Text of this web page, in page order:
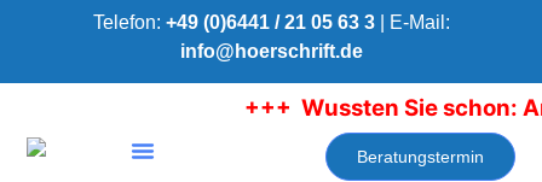
Telefon: +49 (0)6441 / 21 05 63 3| E-Mail:
info@hoerschrift.de
+++ Wussten Sie schon:
Beratungstermin